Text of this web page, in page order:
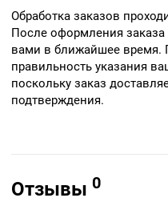
Обработка заказов
После оформления
вами в ближайшее время.
правильность указания
поскольку заказ
подтверждения.
Отзывы 0